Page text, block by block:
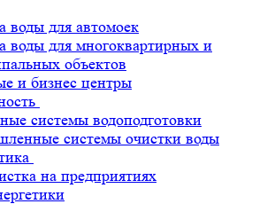
воды для автомоек
воды для многоквартирных и
объектов
и бизнес центры
системы водоподготовки
системы очистки воды
на предприятиях